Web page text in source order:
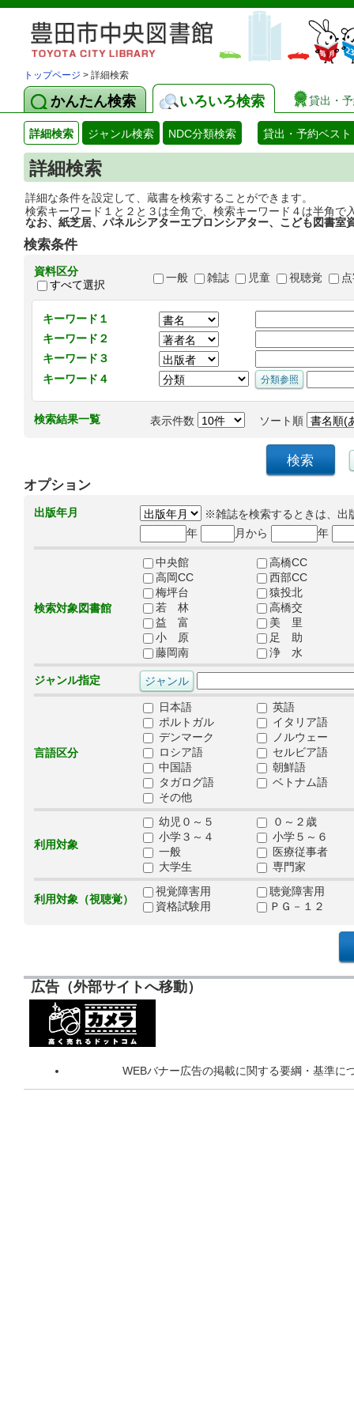
トップページ > 詳細検索
かんたん検索 いろいろ検索 貸出・
詳細検索 ジャンル検索 NDC分類検索 貸出・予約ベスト
詳細検索
詳細な条件を設定して、蔵書を検索することができます。
検索キーワード１と２と３は全角で、検索キーワード４は半角で
なお、紙芝居、パネルシアターエプロンシアター、こども図書室
検索条件
資料区分
すべて選択
一般 雑誌 児童 視聴覚
キーワード１
キーワード２
キーワード３
キーワード４
検索結果一覧 表示件数 ソート順
オプション
出版年月
※雑誌を検索するときは、出
年
月から 年
検索対象図書館
中央館
高橋CC
高岡CC
西部CC
梅坪台
猿投北
若 林
高橋交
益 富
美 里
小 原
足 助
藤岡南
浄 水
ジャンル指定
言語区分
日本語
英語
ポルトガル
イタリア語
デンマーク
ノルウェー
ロシア語
セルビア語
中国語
朝鮮語
タガログ語
ベトナム語
その他
利用対象
幼児０～５
０～２歳
小学３～４
小学５～６
一般
医療従事者
大学生
専門家
利用対象（視聴覚）
視覚障害用
聴覚障害用
資格試験用
ＰＧ－１２
広告（外部サイトへ移動）
WEBバナー広告の掲載に関する要綱・基準に